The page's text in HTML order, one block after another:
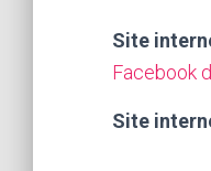
Site
Facebook
Site